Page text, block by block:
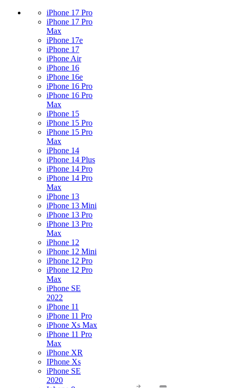
iPhone 17 Pro
iPhone 17 Pro
Max
iPhone 17e
iPhone 17
iPhone Air
iPhone 16
iPhone 16e
iPhone 16 Pro
iPhone 16 Pro
Max
iPhone 15
iPhone 15 Pro
iPhone 15 Pro
Max
iPhone 14
iPhone 14 Plus
iPhone 14 Pro
iPhone 14 Pro
Max
iPhone 13
iPhone 13 Mini
iPhone 13 Pro
iPhone 13 Pro
Max
iPhone 12
iPhone 12 Mini
iPhone 12 Pro
iPhone 12 Pro
Max
iPhone SE
2022
iPhone 11
iPhone 11 Pro
iPhone Xs Max
iPhone 11 Pro
Max
iPhone XR
IPhone Xs
iPhone SE
2020